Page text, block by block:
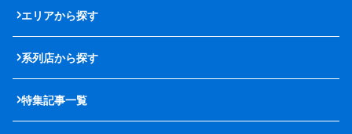
エリアから探す
系列店から探す
特集記事一覧